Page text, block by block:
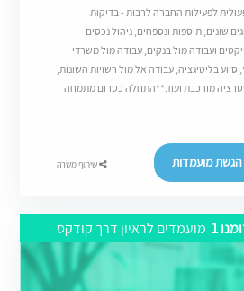
לפעילות החברה לרבות - בדיקות
שונים, תוספות ונספחים, ניהול נכסים
ועבודה מול בנקים, עבודה מול משרדי
סיוע בליטיגציה, עבודה אל מול רשויות השונות,
מורכבת ועוד.**התחלה כטרום מתמחה
הגשת מועמדות שיתוף משרה
1 מועמדים לראיון דרך קודקס